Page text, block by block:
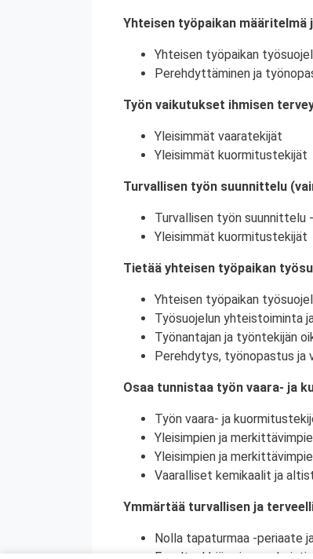
Yhteisen työpaikan
Yhteisen työpaikan
Perehdyttäminen ja
Työn vaikutukset ihmisen
Yleisimmät vaaratekijät
Yleisimmät kuormitustekijät
Turvallisen työn suunnittelu
Turvallisen työn suunnittelu
Yleisimmät kuormitustekijät
Tietää yhteisen työpaikan
Yhteisen työpaikan
Työsuojelun yhteistoiminta
Työnantajan ja työntekijän
Perehdytys, työnopastus ja
Osaa tunnistaa työn vaara- ja
Työn vaara- ja
Yleisimpien ja
Yleisimpien ja
Vaaralliset kemikaalit ja
Ymmärtää turvallisen ja
Nolla tapaturmaa -periaate